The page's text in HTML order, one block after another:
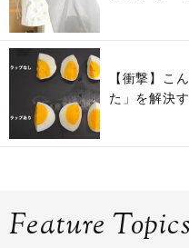
【衝撃】こ
た」を解決
Feature Topics